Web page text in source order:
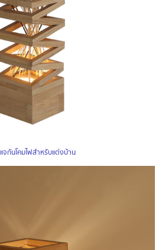
แจกันโคมไฟสำหรับแต่งบ้าน